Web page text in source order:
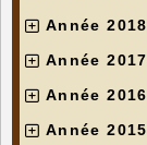
Année 2018
Année 2017
Année 2016
Année 2015